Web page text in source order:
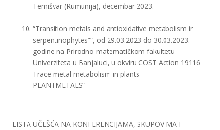
Temišvar (Rumunija), decembar 2023.
“Transition metals and antioxidative metabolism in
serpentinophytes””, od 29.03.2023 do 30.03.2023.
godine na Prirodno-matematičkom fakultetu
Univerziteta u Banjaluci, u okviru COST Action 19116
Trace metal metabolism in plants –
PLANTMETALS”
LISTA UČEŠĆA NA KONFERENCIJAMA, SKUPOVIMA I